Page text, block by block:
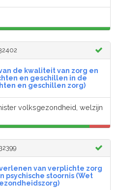
de kwaliteit van zorg en
en geschillen in de
en geschillen zorg)
volksgezondheid, welzijn
van verplichte zorg
psychische stoornis (Wet